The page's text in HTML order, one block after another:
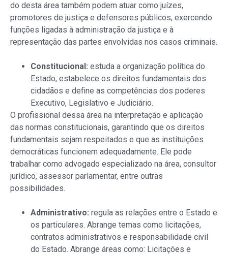
do desta área também podem atuar como juízes,
promotores de justiça e defensores públicos, exercendo
funções ligadas à administração da justiça e à
representação das partes envolvidas nos casos criminais.
Constitucional: estuda a organização política do
Estado, estabelece os direitos fundamentais dos
cidadãos e define as competências dos poderes
Executivo, Legislativo e Judiciário.
O profissional dessa área na interpretação e aplicação
das normas constitucionais, garantindo que os direitos
fundamentais sejam respeitados e que as instituições
democráticas funcionem adequadamente. Ele pode
trabalhar como advogado especializado na área, consultor
jurídico, assessor parlamentar, entre outras
possibilidades.
Administrativo: regula as relações entre o Estado e
os particulares. Abrange temas como licitações,
contratos administrativos e responsabilidade civil
do Estado. Abrange áreas como: Licitações e